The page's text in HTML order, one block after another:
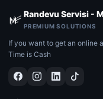
Randevu Servisi -
PREMIUM SOLUTIONS
If you want to get an online
Time is Cash